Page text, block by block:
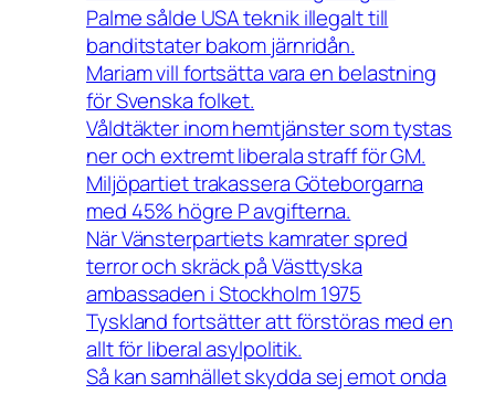
Palme sålde USA teknik illegalt till
banditstater bakom järnridån.
Mariam vill fortsätta vara en belastning
för Svenska folket.
Våldtäkter inom hemtjänster som tystas
ner och extremt liberala straff för GM.
Miljöpartiet trakassera Göteborgarna
med 45% högre P avgifterna.
När Vänsterpartiets kamrater spred
terror och skräck på Västtyska
ambassaden i Stockholm 1975
Tyskland fortsätter att förstöras med en
allt för liberal asylpolitik.
Så kan samhället skydda sej emot onda